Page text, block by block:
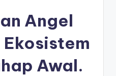
Angel
Awal.